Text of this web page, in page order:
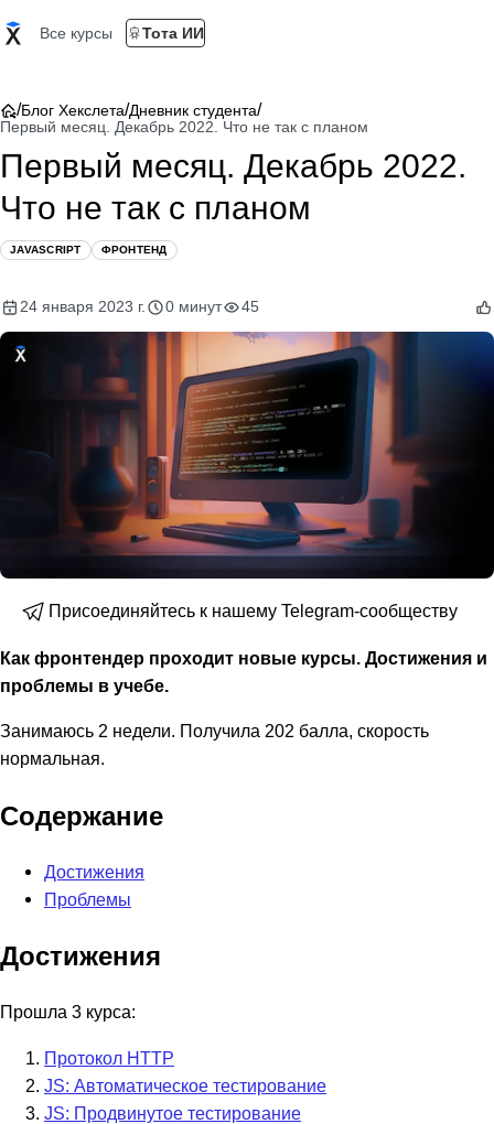
Все курсы Тота ИИ
/Блог Хекслета/Дневник студента/
Первый месяц. Декабрь 2022. Что не так с планом
Первый месяц. Декабрь 2022.
Что не так с планом
JAVASCRIPT ФРОНТЕНД
24 января 2023 г. 0 минут 45
Присоединяйтесь к нашему Telegram-сообществу
Как фронтендер проходит новые курсы. Достижения и
проблемы в учебе.
Занимаюсь 2 недели. Получила 202 балла, скорость
нормальная.
Содержание
Достижения
Проблемы
Достижения
Прошла 3 курса:
Протокол HTTP
JS: Автоматическое тестирование
JS: Продвинутое тестирование